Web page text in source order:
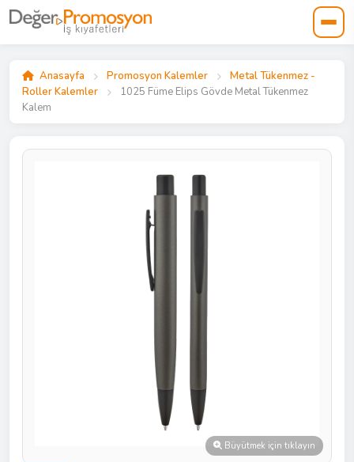
Anasayfa Promosyon Kalemler
Metal Tükenmez -
Roller Kalemler
1025 Füme Elips Gövde Metal Tükenmez
Kalem
Büyütmek için tıklayın